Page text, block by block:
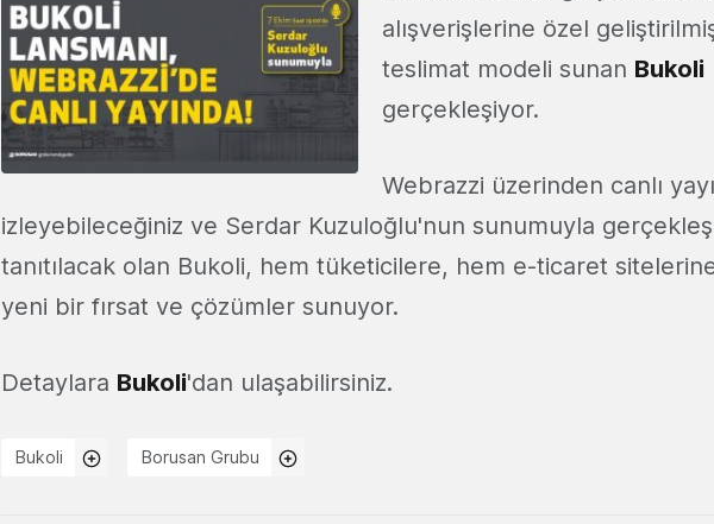
alışverişlerine özel
teslimat modeli sunan Bukoli
gerçekleşiyor.
Webrazzi üzerinden canlı
izleyebileceğiniz ve Serdar Kuzuloğlu'nun sunumuyla
tanıtılacak olan Bukoli, hem tüketicilere, hem e-ticaret
yeni bir fırsat ve çözümler sunuyor.
Detaylara Bukoli'dan ulaşabilirsiniz.
Bukoli Borusan Grubu